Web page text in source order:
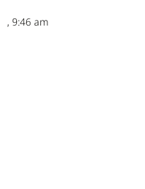
, 9:46 am